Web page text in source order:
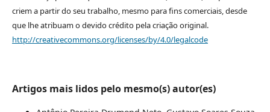
criem a partir do seu trabalho, mesmo para fins comerciais, desde
que lhe atribuam o devido crédito pela criação original.
http://creativecommons.org/licenses/by/4.0/legalcode
Artigos mais lidos pelo mesmo(s) autor(es)